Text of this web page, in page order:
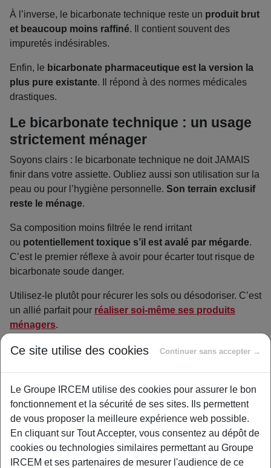
À l’inverse, le bicarbonate technique reste un produit brut
et beaucoup moins raffiné. Il contient souvent des
impuretés indésirables.
Enfin, le bicarbonate pharmaceutique est la version la
plus pure existante. Il répond à des normes médicales
drastiques.
Le bicarbonate technique : un usage
strictement ménager
Soyons clairs : le bicarbonate technique ne doit JAMAIS
finir dans votre assiette. Oubliez aussi son utilisation sur la
peau ou pour l’hygiène personnelle. Son terrain exclusif
reste le ménage.
Sa composition moins filtrée le rend irritant
ou potentiellement toxique s’il est avalé par mégarde.
C’est le premier réflexe à avoir pour écarter tout risque de
bicarbonate soude danger.
Utilisez-le plutôt pour récurer les sols ou désodoriser. C’est
un allié parfait pour réaliser soi-même ses produits
ménagers.
Reconnaître le bon produit pour le
Une astuce infaillible pour ne pas se tromper : lisez
l’emballage. La mention“alimentaire” doit être écrite
noir sur blanc.
Pour les trouver, c’est simple. Le
bicarbonate alimentaire
se cache au rayon épicerie, près du sel. Le technique,
Ce site utilise des cookies Continuer sans accepter →
Le Groupe IRCEM utilise des cookies pour assurer le bon
fonctionnement et la sécurité de ses sites. Ils permettent
de vous proposer la meilleure expérience web possible.
En cliquant sur Tout Accepter, vous consentez au dépôt de
cookies ou technologies similaires permettant au Groupe
IRCEM et ses partenaires de mesurer l'audience de ce